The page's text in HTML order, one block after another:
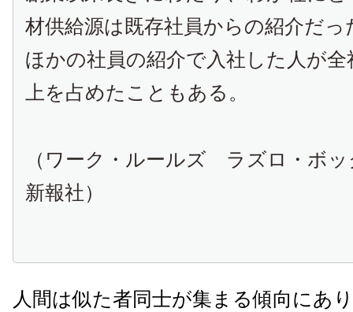
材供給源は既存社員からの紹介だっ
ほかの社員の紹介で入社した人が全
上を占めたこともある。
（ワーク・ルールズ ラズロ・ボ
新報社）
人間は似た者同士が集まる傾向にあ